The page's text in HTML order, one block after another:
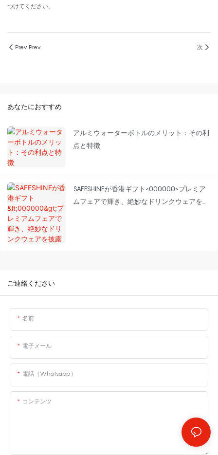
つけてください。
Prev Prev 次
あなたにおすすめ
アルミウォーターボトルのメリット：その利
点と特徴
SAFESHINEが香港ギフト<000000>プレミア
ムフェアで輝き、絶妙なドリンクウェアを披
ご連絡ください
名前
電子メール
電話（whatsapp）
コンテンツ